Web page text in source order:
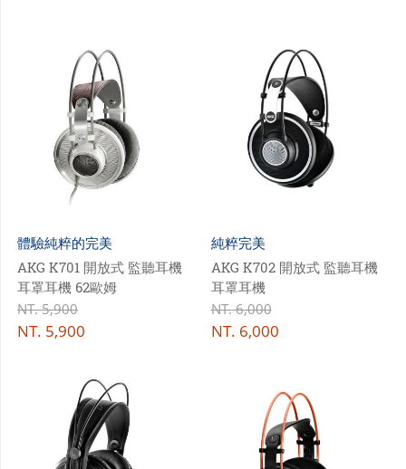
體驗純粹的完美
AKG K701 開放式 監聽耳機
耳罩耳機 62歐姆
NT.5,900
NT. 5,900
純粹完美
AKG K702 開放式 監聽耳機
耳罩耳機
NT.6,000
NT. 6,000